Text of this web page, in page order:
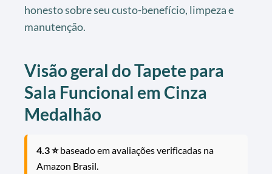
honesto sobre seu custo-benefício, limpeza e
manutenção.
Visão geral do Tapete para
Sala Funcional em Cinza
Medalhão
4.3 ⭐baseado em avaliações verificadas na
Amazon Brasil.